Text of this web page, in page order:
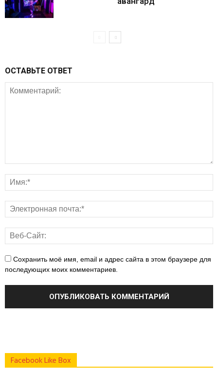
ОСТАВЬТЕ ОТВЕТ
Сохранить моё имя, email и адрес сайта в этом браузере для
последующих моих комментариев.
Facebook Like Box